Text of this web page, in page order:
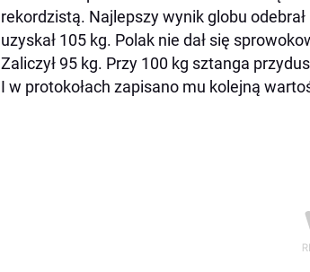
rekordzistą. Najlepszy wynik globu
uzyskał 105 kg. Polak nie dał się
Zaliczył 95 kg. Przy 100 kg sztanga
I w protokołach zapisano mu kolejną